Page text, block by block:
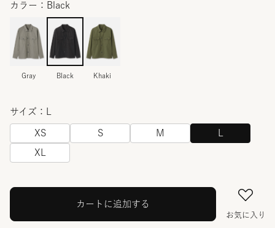
カラー：Black
Gray Black Khaki
サイズ：L
XS S M
XL
カートに追加する
お気に入り